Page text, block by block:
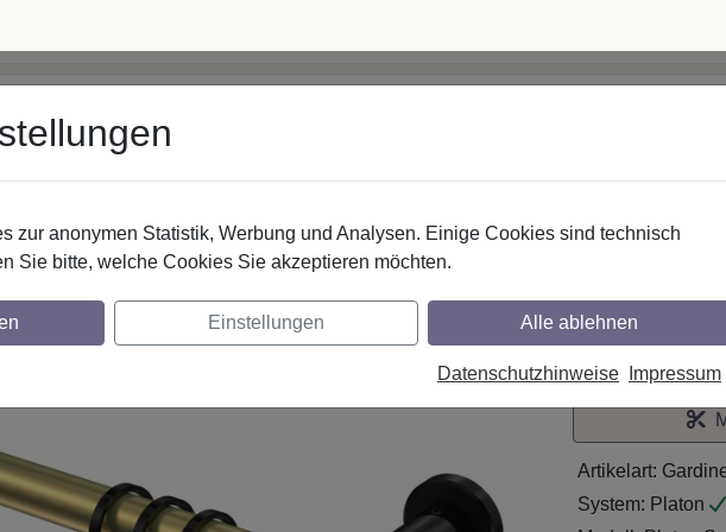
Gardinenschienen
aus Metall in 20 mm Ø, 1-läufig, Modell
Modell:
zur anonymen Statistik, Werbung und Analysen. Einige Cookies sind technisch
Einstellungen
Datenschutzhinweise Impressum